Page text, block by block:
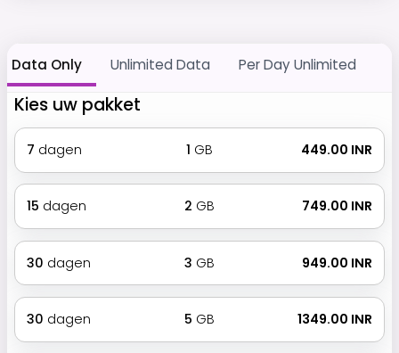
Data Only Unlimited Data Per Day Unlimited
Kies uw pakket
7 dagen 1 GB ₹ 449.00 INR
15 dagen 2 GB ₹ 749.00 INR
30 dagen 3 GB ₹ 949.00 INR
30 dagen 5 GB ₹ 1349.00 INR